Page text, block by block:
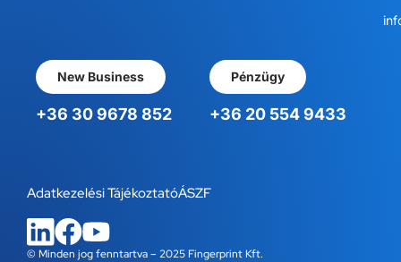
New Business
+36 30 9678 852
Pénzügy
+36 20 554 9433
© Minden jog fenntartva – 2025 Fingerprint Kft.
Adatkezelési TájékoztatóÁSZF